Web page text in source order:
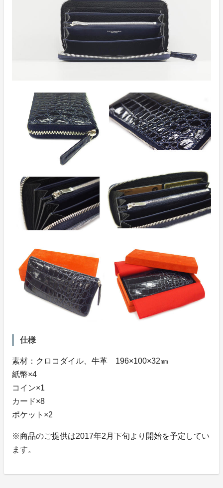
仕様
素材：クロコダイル、牛革 196×100×32㎜
紙幣×4
コイン×1
カード×8
ポケット×2
※商品のご提供は2017年2月下旬より開始を予定してい
ます。